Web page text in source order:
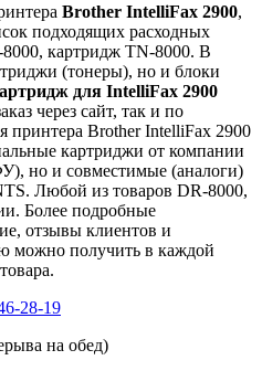
Brother IntelliFax 2900,
подходящих расходных
картридж TN-8000. В
(тонеры), но и блоки
для IntelliFax 2900
через сайт, так и по
принтера Brother IntelliFax 2900
картриджи от компании
но и совместимые (аналоги)
Любой из товаров DR-8000,
Более подробные
отзывы клиентов и
можно получить в каждой
28-19
на обед)